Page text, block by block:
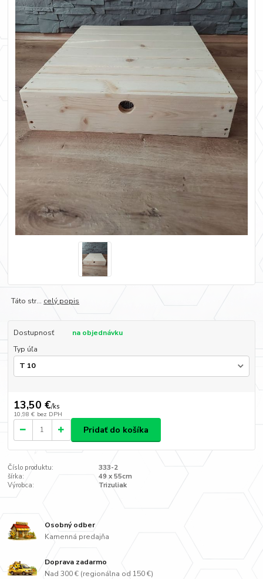
Táto str... celý popis
Dostupnosť
na objednávku
Typ úľa
13,50 €/ks
10,98 € bez DPH
Pridať do košíka
Číslo produktu:
333-2
šírka:
49 x 55cm
Výrobca:
Trizuliak
Osobný odber
Kamenná predajňa
Doprava zadarmo
Nad 300 € (regionálna od 150 €)